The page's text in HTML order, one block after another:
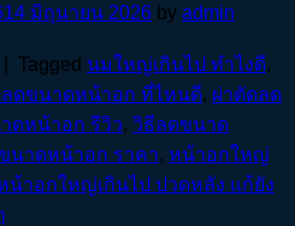
14 มิถุนายน 2026 by admin
Tagged นมใหญ่เกินไป ทำไงดี,
ลดขนาดหน้าอก ที่ไหนดี, ผ่าตัดลด
ดหน้าอก รีวิว, วิธีลดขนาด
นาดหน้าอก ราคา, หน้าอกใหญ่
น้าอกใหญ่เกินไป ปวดหลัง แก้ยัง